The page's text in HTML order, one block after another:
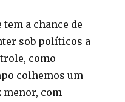
a chance de
sob políticos a
como
colhemos um
menor, com